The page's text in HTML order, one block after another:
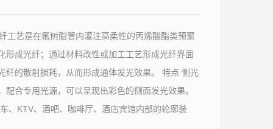
工艺是在氟树脂管内灌注高柔性的丙烯酸酯类预聚
形成光纤；通过材料改性或加工工艺形成光纤界面
的散射损耗，从而形成通体发光效果。 特点 侧光
配合专用光源，可以呈现出彩色的侧面发光效果。
、KTV、酒吧、咖啡厅、酒店宾馆内部的轮廓装